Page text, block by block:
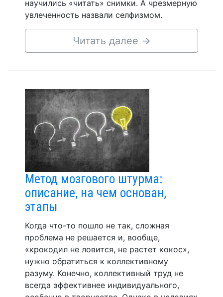
научились «читать» снимки. А чрезмерную
увлеченность назвали селфизмом.
Читать далее →
Метод мозгового штурма:
описание, на чем основан,
этапы
Когда что-то пошло не так, сложная
проблема не решается и, вообще,
«крокодил не ловится, не растет кокос»,
нужно обратиться к коллективному
разуму. Конечно, коллективный труд не
всегда эффективнее индивидуального,